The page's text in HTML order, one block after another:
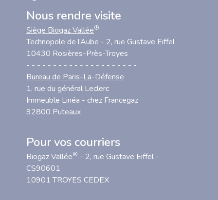
Nous rendre visite
Siège Biogaz Vallée®
Technopole de l’Aube - 2, rue Gustave Eiffel
10430 Rosières-Près-Troyes
- - - - - - - - - - - - - - - - - - - - -
Bureau de Paris-La-Défense
1, rue du général Leclerc
Immeuble Linéa - chez Francegaz
92800 Puteaux
Pour vos courriers
Biogaz Vallée® - 2, rue Gustave Eiffel -
CS90601
10901 TROYES CEDEX